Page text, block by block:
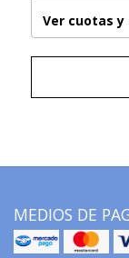
Ver cuotas
MEDIOS DE